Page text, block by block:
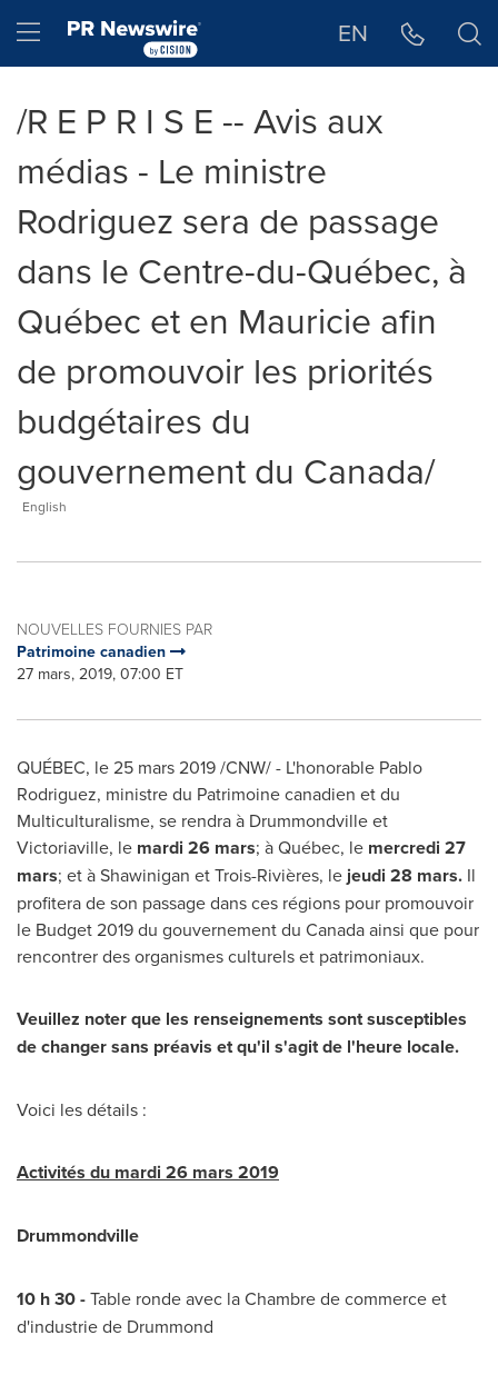
Hamburger menu EN
/R E P R I S E -- Avis aux
médias - Le ministre
Rodriguez sera de passage
dans le Centre-du-Québec, à
Québec et en Mauricie afin
de promouvoir les priorités
budgétaires du
gouvernement du Canada/
English
NOUVELLES FOURNIES PAR
Patrimoine canadien
27 mars, 2019, 07:00 ET
QUÉBEC, le 25 mars 2019 /CNW/ - L'honorable Pablo
Rodriguez, ministre du Patrimoine canadien et du
Multiculturalisme, se rendra à Drummondvilleet
Victoriaville, le mardi 26 mars; à Québec, le mercredi 27
mars; et àShawinigan et Trois-Rivières, lejeudi 28 mars. Il
profitera de son passage dans ces régions pour promouvoir
le Budget 2019 du gouvernement du Canadaainsi que pour
rencontrer des organismes culturels et patrimoniaux.
Veuillez noter que les renseignements sont susceptibles
de changer sans préavis et qu'il s'agit de l'heure locale.
Voici les détails :
Activités du mardi 26 mars 2019
Drummondville
10 h 30 -Table ronde avec laChambre decommerce et
d'industrie de Drummond